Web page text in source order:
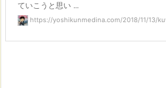
ていこうと思い ...
https://yoshikunmedina.com/2018/11/13/